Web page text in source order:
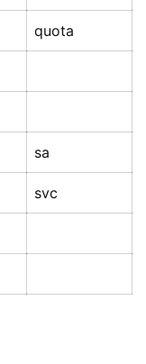
quota
sa
svc